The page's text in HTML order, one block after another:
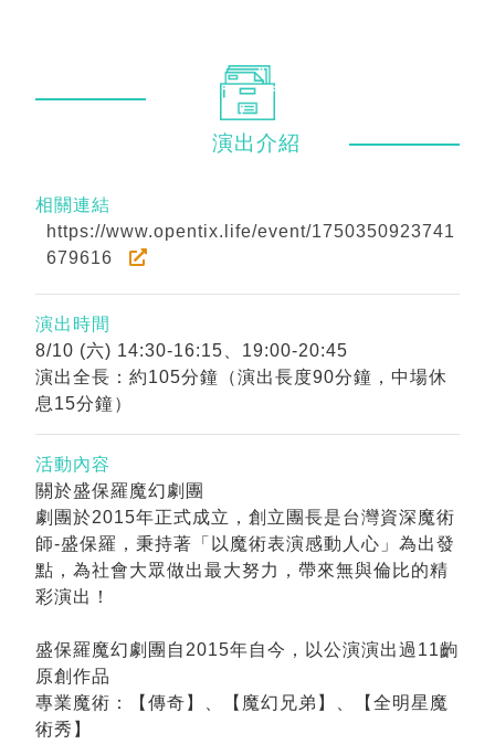
演出介紹
相關連結
https://www.opentix.life/event/1750350923741
679616
演出時間
8/10 (六) 14:30-16:15、19:00-20:45
演出全長：約105分鐘（演出長度90分鐘，中場休
息15分鐘）
活動內容
關於盛保羅魔幻劇團
劇團於2015年正式成立，創立團長是台灣資深魔術
師-盛保羅，秉持著「以魔術表演感動人心」為出發
點，為社會大眾做出最大努力，帶來無與倫比的精
彩演出！
盛保羅魔幻劇團自2015年自今，以公演演出過11齣
原創作品
專業魔術：【傳奇】、【魔幻兄弟】、【全明星魔
術秀】